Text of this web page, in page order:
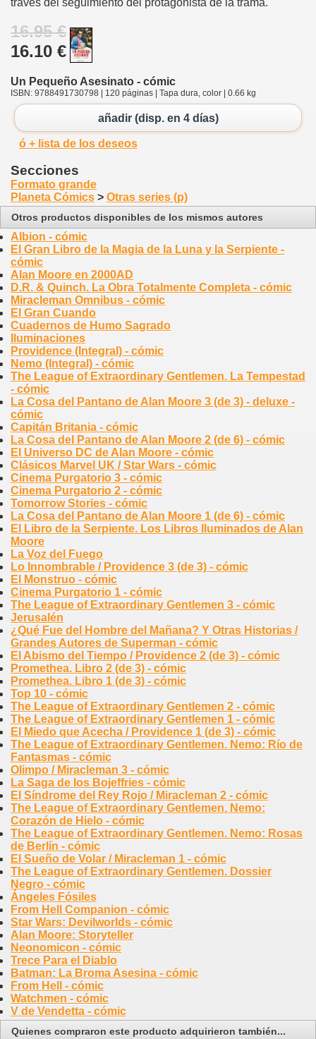
través del seguimiento del protagonista de la trama.
16.95 €
16.10 €
Un Pequeño Asesinato - cómic
ISBN: 9788491730798 | 120 páginas | Tapa dura, color | 0.66 kg
añadir (disp. en 4 días)
ó + lista de los deseos
Secciones
Formato grande
Planeta Cómics > Otras series (p)
Otros productos disponibles de los mismos autores
Albion - cómic
El Gran Libro de la Magia de la Luna y la Serpiente -
cómic
Alan Moore en 2000AD
D.R. & Quinch. La Obra Totalmente Completa - cómic
Miracleman Omnibus - cómic
El Gran Cuando
Cuadernos de Humo Sagrado
Iluminaciones
Providence (Integral) - cómic
Nemo (Integral) - cómic
The League of Extraordinary Gentlemen. La Tempestad
- cómic
La Cosa del Pantano de Alan Moore 3 (de 3) - deluxe -
cómic
Capitán Britania - cómic
La Cosa del Pantano de Alan Moore 2 (de 6) - cómic
El Universo DC de Alan Moore - cómic
Clásicos Marvel UK / Star Wars - cómic
Cinema Purgatorio 3 - cómic
Cinema Purgatorio 2 - cómic
Tomorrow Stories - cómic
La Cosa del Pantano de Alan Moore 1 (de 6) - cómic
El Libro de la Serpiente. Los Libros Iluminados de Alan
Moore
La Voz del Fuego
Lo Innombrable / Providence 3 (de 3) - cómic
El Monstruo - cómic
Cinema Purgatorio 1 - cómic
The League of Extraordinary Gentlemen 3 - cómic
Jerusalén
¿Qué Fue del Hombre del Mañana? Y Otras Historias /
Grandes Autores de Superman - cómic
El Abismo del Tiempo / Providence 2 (de 3) - cómic
Promethea. Libro 2 (de 3) - cómic
Promethea. Libro 1 (de 3) - cómic
Top 10 - cómic
The League of Extraordinary Gentlemen 2 - cómic
The League of Extraordinary Gentlemen 1 - cómic
El Miedo que Acecha / Providence 1 (de 3) - cómic
The League of Extraordinary Gentlemen. Nemo: Río de
Fantasmas - cómic
Olimpo / Miracleman 3 - cómic
La Saga de los Bojeffries - cómic
El Síndrome del Rey Rojo / Miracleman 2 - cómic
The League of Extraordinary Gentlemen. Nemo:
Corazón de Hielo - cómic
The League of Extraordinary Gentlemen. Nemo: Rosas
de Berlín - cómic
El Sueño de Volar / Miracleman 1 - cómic
The League of Extraordinary Gentlemen. Dossier
Negro - cómic
Ángeles Fósiles
From Hell Companion - cómic
Star Wars: Devilworlds - cómic
Alan Moore: Storyteller
Neonomicon - cómic
Trece Para el Diablo
Batman: La Broma Asesina - cómic
From Hell - cómic
Watchmen - cómic
V de Vendetta - cómic
Quienes compraron este producto adquirieron también...